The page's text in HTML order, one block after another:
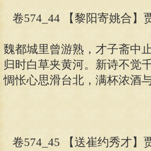
卷574_44 【黎阳寄姚合】
魏都城里曾游熟，才子斋中
归时白草夹黄河。新诗不觉
惆怅心思滑台北，满杯浓酒
卷574_45 【送崔约秀才】